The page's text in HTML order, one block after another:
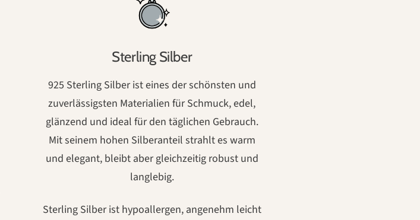
Sterling Silber
925 Sterling Silber ist eines der schönsten und
zuverlässigsten Materialien für Schmuck, edel,
glänzend und ideal für den täglichen Gebrauch.
Mit seinem hohen Silberanteil strahlt es warm
und elegant, bleibt aber gleichzeitig robust und
langlebig.
Sterling Silber ist hypoallergen, angenehm leicht